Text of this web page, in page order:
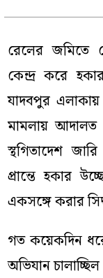
রেলের জমিতে
কেন্দ্র করে
যাদবপুর
মামলায় আদালত
স্থগিতাদেশ
প্রান্তে হকার
একসঙ্গে করার
গত কয়েকদিন
অভিযান